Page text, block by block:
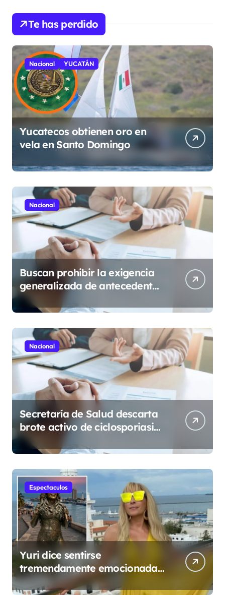
Te has perdido
Nacional YUCATÁN
Yucatecos obtienen oro en
vela en Santo Domingo
Nacional
Buscan prohibir la exigencia
generalizada de antecedentes
penales para obtener empleo
en México
Nacional
Secretaría de Salud descarta
brote activo de ciclosporiasis
en México y pide tranquilidad
a la población
Espectaculos
Yuri dice sentirse
tremendamente emocionada
sobre su estatua que le harán